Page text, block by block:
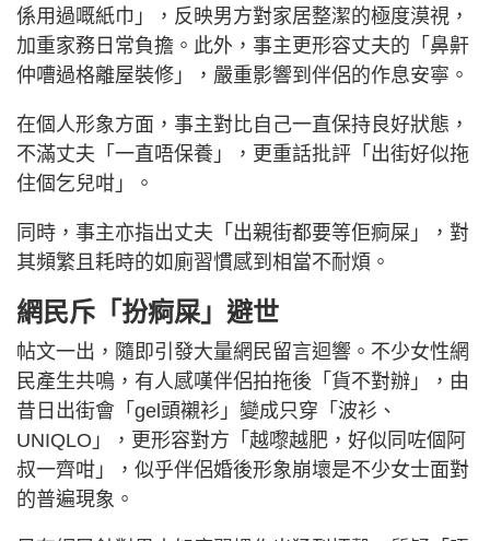
係用過嘅紙巾」，反映男方對家居整潔的極度漠視，
加重家務日常負擔。此外，事主更形容丈夫的「鼻鼾
仲嘈過格離屋裝修」，嚴重影響到伴侶的作息安寧。
在個人形象方面，事主對比自己一直保持良好狀態，
不滿丈夫「一直唔保養」，更重話批評「出街好似拖
住個乞兒咁」。
同時，事主亦指出丈夫「出親街都要等佢痾屎」，對
其頻繁且耗時的如廁習慣感到相當不耐煩。
網民斥「扮痾屎」避世
帖文一出，隨即引發大量網民留言迴響。不少女性網
民產生共鳴，有人感嘆伴侶拍拖後「貨不對辦」，由
昔日出街會「gel頭襯衫」變成只穿「波衫、
UNIQLO」，更形容對方「越嚟越肥，好似同咗個阿
叔一齊咁」，似乎伴侶婚後形象崩壞是不少女士面對
的普遍現象。